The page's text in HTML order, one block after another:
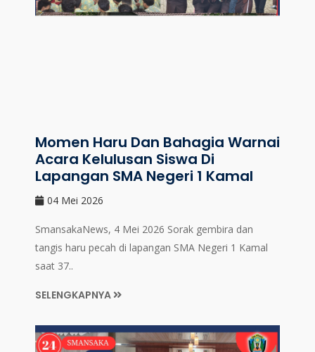
Momen Haru Dan Bahagia Warnai
Acara Kelulusan Siswa Di
Lapangan SMA Negeri 1 Kamal
04 Mei 2026
SmansakaNews, 4 Mei 2026 Sorak gembira dan
tangis haru pecah di lapangan SMA Negeri 1 Kamal
saat 37..
SELENGKAPNYA